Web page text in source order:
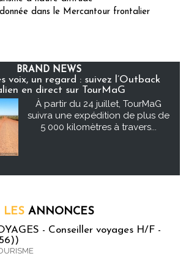
dans le Mercantour frontalier
BRAND NEWS
voix, un regard : suivez l’Outback
en direct sur TourMaG
À partir du 24 juillet, TourMaG
suivra une expédition de plus de
5 000 kilomètres à travers...
LES ANNONCES
- Conseiller voyages H/F -